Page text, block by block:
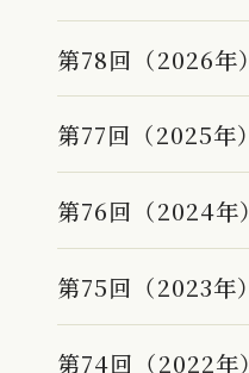
第78回（2026年）
第77回（2025年）
第76回（2024年）
第75回（2023年）
第74回（2022年）